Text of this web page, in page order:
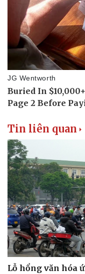
Tin liên quan
Lỗ hổng văn hóa